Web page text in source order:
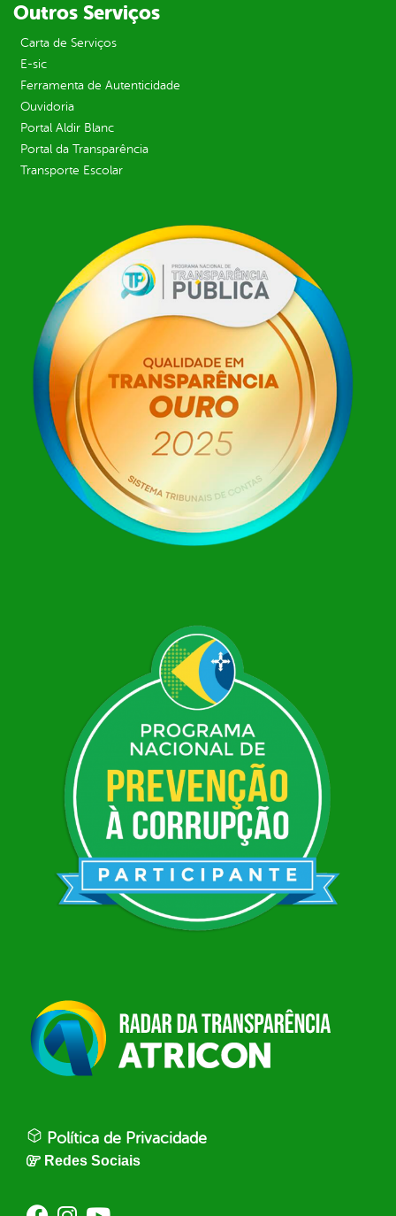
Outros Serviços
Carta de Serviços
E-sic
Ferramenta de Autenticidade
Ouvidoria
Portal Aldir Blanc
Portal da Transparência
Transporte Escolar
Política de Privacidade
Redes Sociais